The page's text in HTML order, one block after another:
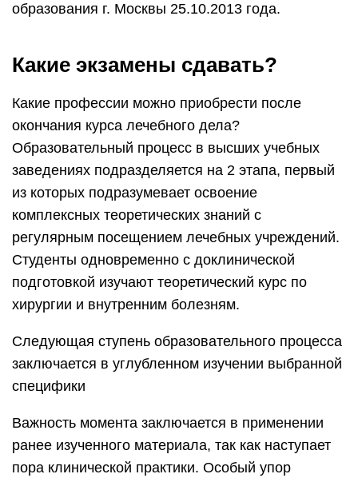
образования г. Москвы 25.10.2013 года.
Какие экзамены сдавать?
Какие профессии можно приобрести после
окончания курса лечебного дела?
Образовательный процесс в высших учебных
заведениях подразделяется на 2 этапа, первый
из которых подразумевает освоение
комплексных теоретических знаний с
регулярным посещением лечебных учреждений.
Студенты одновременно с доклинической
подготовкой изучают теоретический курс по
хирургии и внутренним болезням.
Следующая ступень образовательного процесса
заключается в углубленном изучении выбранной
специфики
Важность момента заключается в применении
ранее изученного материала, так как наступает
пора клинической практики. Особый упор